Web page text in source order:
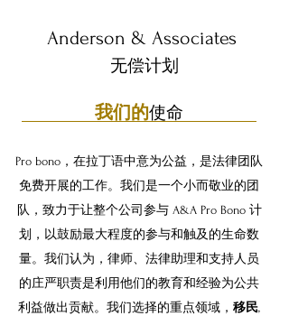
Anderson & Associates
无偿计划
我们的使命
Pro bono，在拉丁语中意为公益，是法律团队
免费开展的工作。我们是一个小而敬业的团
队，致力于让整个公司参与 A&A Pro Bono 计
划，以鼓励最大程度的参与和触及的生命数
量。我们认为，律师、法律助理和支持人员
的庄严职责是利用他们的教育和经验为公共
利益做出贡献。我们选择的重点领域， 移民,